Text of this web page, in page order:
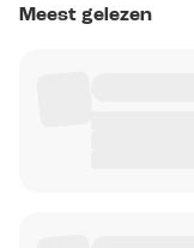
Meest gelezen